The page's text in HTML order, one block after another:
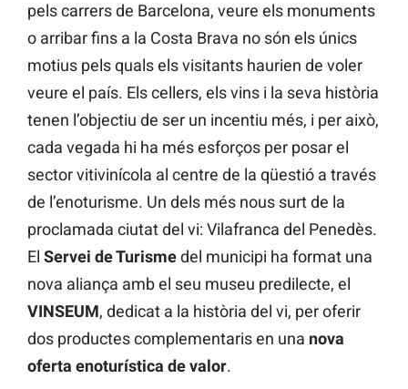
pels carrers de Barcelona, veure els monuments
o arribar fins a la Costa Brava no són els únics
motius pels quals els visitants haurien de voler
veure el país. Els cellers, els vins i la seva història
tenen l’objectiu de ser un incentiu més, i per això,
cada vegada hi ha més esforços per posar el
sector vitivinícola al centre de la qüestió a través
de l’enoturisme. Un dels més nous surt de la
proclamada ciutat del vi: Vilafranca del Penedès.
El Servei de Turismedel municipi ha format una
nova aliança amb el seu museu predilecte, el
VINSEUM, dedicat a la història del vi, per oferir
dos productes complementaris en una nova
oferta enoturística de valor.